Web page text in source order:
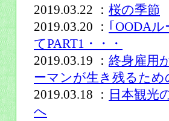
2019.03.22 ： 桜の季節
2019.03.20 ： ｢OODA
てPART1・・・
2019.03.19 ： 終身雇用
ーマンが生き残るため
2019.03.18 ： 日本観光
へ